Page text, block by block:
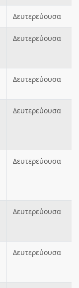
Δευτερεύουσα
Δευτερεύουσα
Δευτερεύουσα
Δευτερεύουσα
Δευτερεύουσα
Δευτερεύουσα
Δευτερεύουσα